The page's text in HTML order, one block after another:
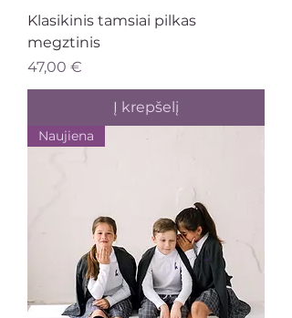
Klasikinis tamsiai pilkas
megztinis
Kaina
47,00 €
Į krepšelį
Naujiena